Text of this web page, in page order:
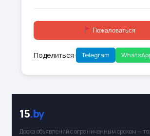
Пожаловаться
Поделиться: Telegram
15.by
Доска объявлений с ограниченным сроком —